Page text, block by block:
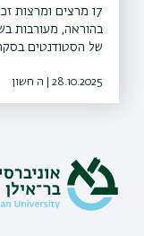
17 מרצים ומרצות
בהוראה, מעורבות
של הסטודנטים
28.10.2025 | ה חשון